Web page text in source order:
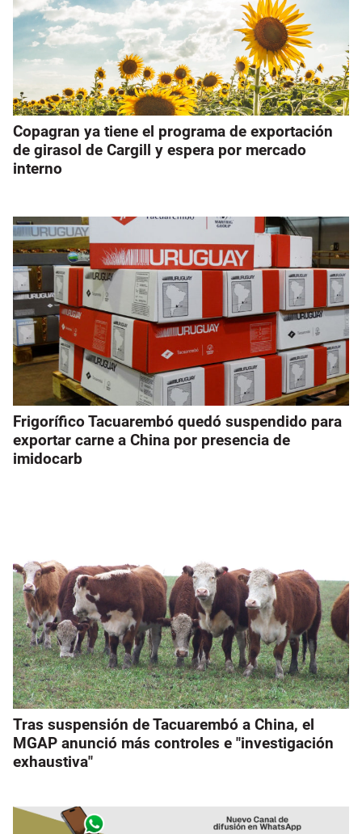
Copagran ya tiene el programa de exportación
de girasol de Cargill y espera por mercado
interno
Frigorífico Tacuarembó quedó suspendido para
exportar carne a China por presencia de
imidocarb
Tras suspensión de Tacuarembó a China, el
MGAP anunció más controles e "investigación
exhaustiva"